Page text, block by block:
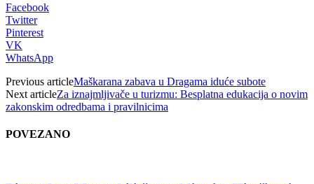
Facebook
Twitter
Pinterest
VK
WhatsApp
Previous articleMaškarana zabava u Dragama iduće subote
Next articleZa iznajmljivače u turizmu: Besplatna edukacija o novim
zakonskim odredbama i pravilnicima
POVEZANO